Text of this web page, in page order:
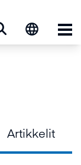
Artikkelit